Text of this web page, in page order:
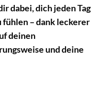
dabei, dich jeden Tag
– dank leckerer
deinen
und deine